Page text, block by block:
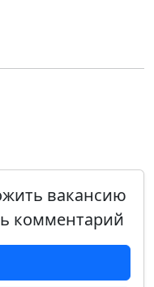
вакансию
комментарий